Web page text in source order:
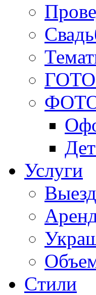
Услуги
Cтили